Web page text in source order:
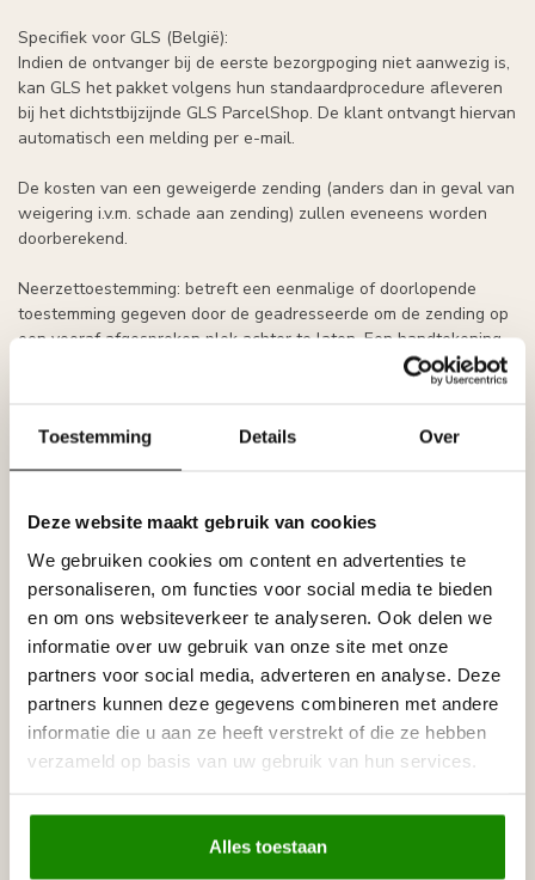
Toestemming Details Over
Deze website maakt gebruik van cookies
We gebruiken cookies om content en advertenties te
personaliseren, om functies voor social media te bieden
en om ons websiteverkeer te analyseren. Ook delen we
informatie over uw gebruik van onze site met onze
partners voor social media, adverteren en analyse. Deze
partners kunnen deze gegevens combineren met andere
informatie die u aan ze heeft verstrekt of die ze hebben
verzameld op basis van uw gebruik van hun services.
Alles toestaan
Specifiek voor GLS (België):
Indien de ontvanger bij de eerste bezorgpoging niet aanwezig is,
kan GLS het pakket volgens hun standaardprocedure afleveren
bij het dichtstbijzijnde GLS ParcelShop. De klant ontvangt hiervan
automatisch een melding per e-mail.
De kosten van een geweigerde zending (anders dan in geval van
weigering i.v.m. schade aan zending) zullen eveneens worden
doorberekend.
Neerzettoestemming: betreft een eenmalige of doorlopende
toestemming gegeven door de geadresseerde om de zending op
een vooraf afgesproken plek achter te laten. Een handtekening
voor ontvangst kan niet worden opgevraagd en de
geadresseerde doet afstand van de mogelijkheid om de
diefstal en/of beschadiging na het moment van afleveren.
eventuele beschadigingen. Met het tekenen voor ontvangst
verklaart u dat het pakket in goede orde is ontvangen. Mocht het
pakket beschadigd zijn, dan kunt u het pakket weigeren of een
aantekening van de schade laten maken door de chauffeur.
Controle geleverde artikelen
Alle zendingen worden door ons voor verzending uitvoerig en
zeer zorgvuldig gecontroleerd. Als uw zending desondanks na
ontvangst niet in orde blijkt te zijn, dient u dit binnen 24 uur bij
voor verdere afhandeling.
Wanneer lijstenornament.be binnen 24 uur geen bericht heeft
ontvangen, dan hebben wij aan onze verplichtingen tot levering